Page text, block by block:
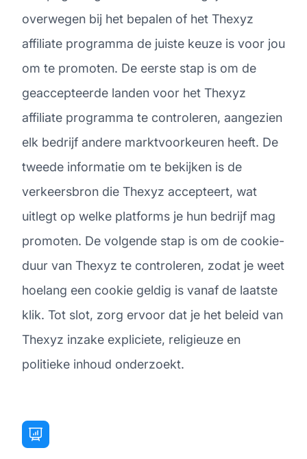
overwegen bij het bepalen of het Thexyz
affiliate programma de juiste keuze is voor jou
om te promoten. De eerste stap is om de
geaccepteerde landen voor het Thexyz
affiliate programma te controleren, aangezien
elk bedrijf andere marktvoorkeuren heeft. De
tweede informatie om te bekijken is de
verkeersbron die Thexyz accepteert, wat
uitlegt op welke platforms je hun bedrijf mag
promoten. De volgende stap is om de cookie-
duur van Thexyz te controleren, zodat je weet
hoelang een cookie geldig is vanaf de laatste
klik. Tot slot, zorg ervoor dat je het beleid van
Thexyz inzake expliciete, religieuze en
politieke inhoud onderzoekt.